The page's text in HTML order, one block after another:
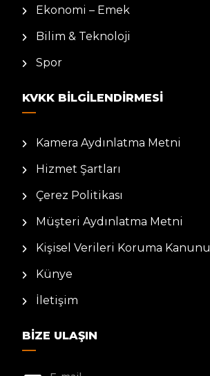
Ekonomi – Emek
Bilim & Teknoloji
Spor
KVKK BILGILENDIRMESI
Kamera Aydınlatma Metni
Hizmet Şartları
Çerez Politikası
Müşteri Aydınlatma Metni
Kişisel Verileri Koruma Kanunu
Künye
İletişim
BIZE ULAŞIN